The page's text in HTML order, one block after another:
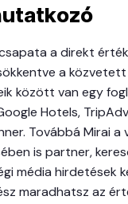
a direkt
a
között van egy
Hotels,
Továbbá Mirai
is partner,
média hirdetések
maradhatsz az